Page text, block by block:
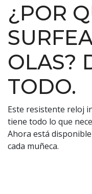
¿POR
OLAS?
TODO.
Este resistente reloj
tiene todo lo que
Ahora está
cada muñeca.